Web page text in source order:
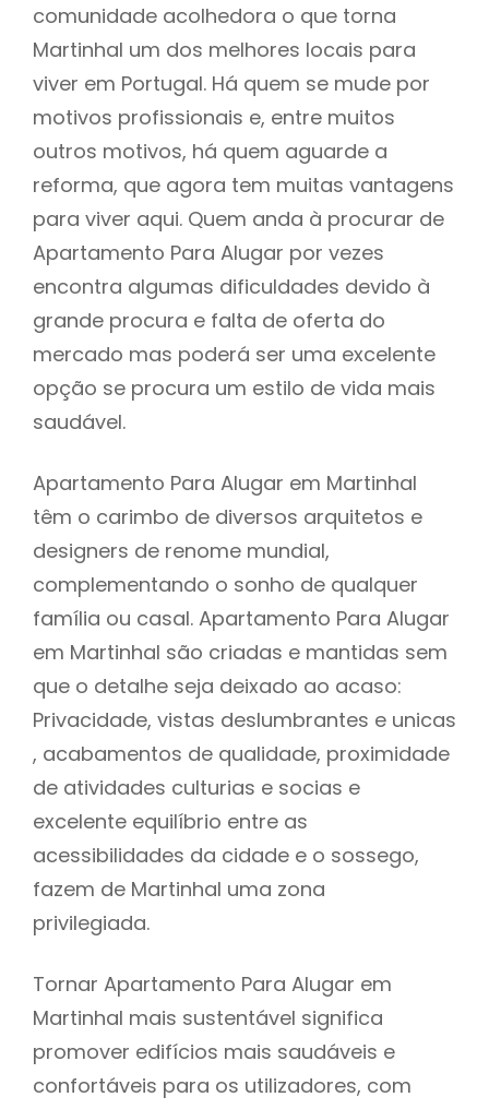
comunidade acolhedora o que torna
Martinhal um dos melhores locais para
viver em Portugal. Há quem se mude por
motivos profissionais e, entre muitos
outros motivos, há quem aguarde a
reforma, que agora tem muitas vantagens
para viver aqui. Quem anda à procurar de
Apartamento Para Alugar por vezes
encontra algumas dificuldades devido à
grande procura e falta de oferta do
mercado mas poderá ser uma excelente
opção se procura um estilo de vida mais
saudável.
Apartamento Para Alugar em Martinhal
têm o carimbo de diversos arquitetos e
designers de renome mundial,
complementando o sonho de qualquer
família ou casal. Apartamento Para Alugar
em Martinhal são criadas e mantidas sem
que o detalhe seja deixado ao acaso:
Privacidade, vistas deslumbrantes e unicas
, acabamentos de qualidade, proximidade
de atividades culturias e socias e
excelente equilíbrio entre as
acessibilidades da cidade e o sossego,
fazem de Martinhal uma zona
privilegiada.
Tornar Apartamento Para Alugar em
Martinhal mais sustentável significa
promover edifícios mais saudáveis e
confortáveis para os utilizadores, com